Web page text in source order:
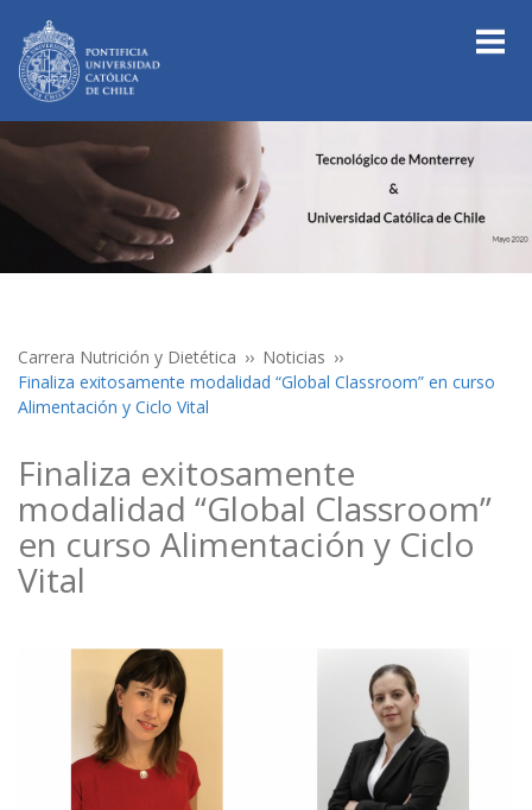
Carrera Nutrición y Dietética
Noticias
Finaliza exitosamente modalidad “Global Classroom” en curso
Alimentación y Ciclo Vital
Finaliza exitosamente
modalidad “Global Classroom”
en curso Alimentación y Ciclo
Vital